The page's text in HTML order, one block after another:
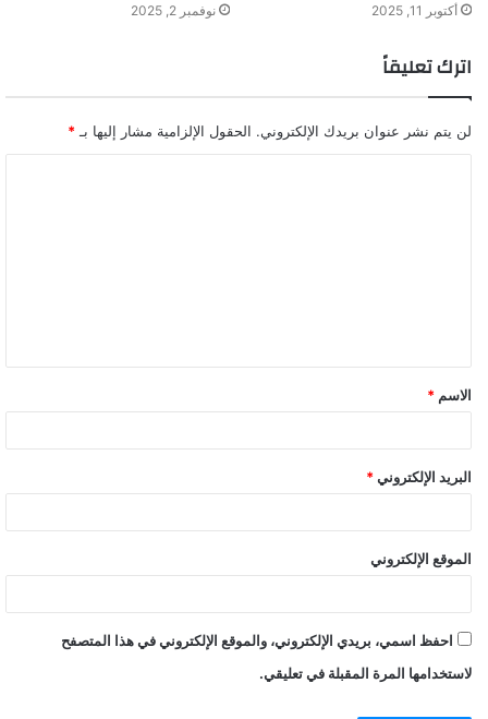
أكتوبر 11, 2025 نوفمبر 2, 2025
اترك تعليقاً
لن يتم نشر عنوان بريدك الإلكتروني. الحقول الإلزامية مشار إليها بـ *
ق
*
الاسم *
البريد الإلكتروني *
الموقع الإلكتروني
احفظ اسمي، بريدي الإلكتروني، والموقع الإلكتروني في هذا المتصفح
لاستخدامها المرة المقبلة في تعليقي.